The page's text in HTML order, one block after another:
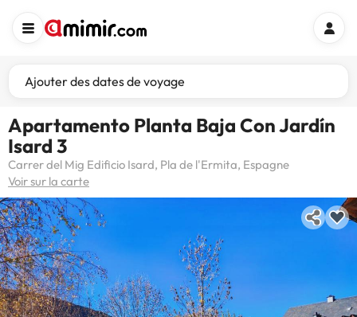
Ajouter des dates de voyage
Apartamento Planta Baja Con Jardín
Isard 3
Carrer del Mig Edificio Isard, Pla de l'Ermita, Espagne
Voir sur la carte